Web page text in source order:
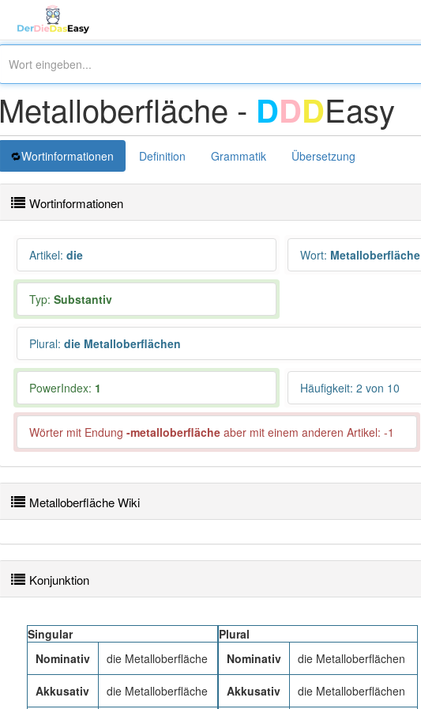
Metalloberfläche - DDDEasy
Wortinformationen Definition Grammatik Übersetzung
Wortinformationen
Artikel: die Wort: Metalloberfläche
Typ: Substantiv
Plural: die Metalloberflächen
PowerIndex: 1 Häufigkeit: 2 von 10
Wörter mit Endung -metalloberfläche aber mit einem anderen Artikel: -1
Metalloberfläche Wiki
Konjunktion
Singular
Nominativ
die Metalloberfläche
Akkusativ die Metalloberfläche
Plural
Nominativ
die Metalloberflächen
Akkusativ die Metalloberflächen